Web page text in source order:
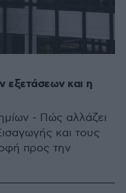
εξετάσεων και η
- Πώς αλλάζει
και τους
προς την